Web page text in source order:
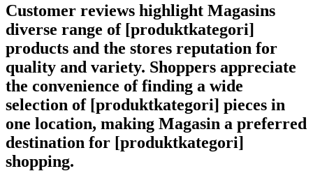
Customer reviews highlight Magasins
diverse range of [produktkategori]
products and the stores reputation for
quality and variety. Shoppers appreciate
the convenience of finding a wide
selection of [produktkategori] pieces in
one location, making Magasin a preferred
destination for [produktkategori]
shopping.